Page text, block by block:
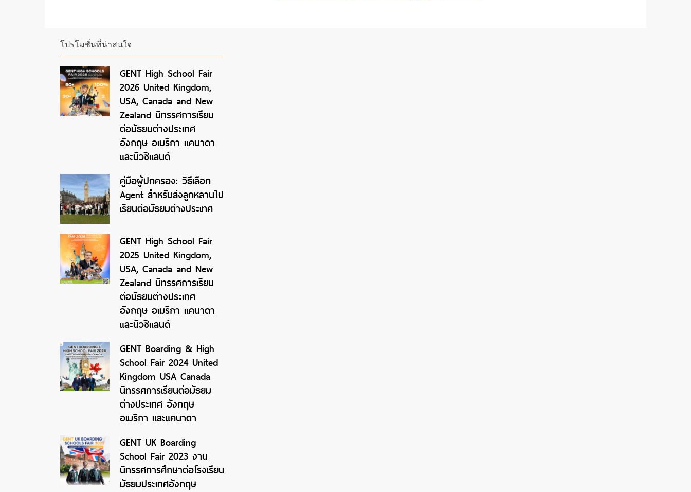
โปรโมชั่นที่น่าสนใจ
GENT High School Fair
2026 United Kingdom,
USA, Canada and New
Zealand นิทรรศการเรียน
ต่อมัธยมต่างประเทศ
อังกฤษ อเมริกา แคนาดา
และนิวซีแลนด์
คู่มือผู้ปกครอง: วิธีเลือก
Agent สำหรับส่งลูกหลานไป
เรียนต่อมัธยมต่างประเทศ
GENT High School Fair
2025 United Kingdom,
USA, Canada and New
Zealand นิทรรศการเรียน
ต่อมัธยมต่างประเทศ
อังกฤษ อเมริกา แคนาดา
และนิวซีแลนด์
GENT Boarding & High
School Fair 2024 United
Kingdom USA Canada
นิทรรศการเรียนต่อมัธยม
ต่างประเทศ อังกฤษ
อเมริกา และแคนาดา
GENT UK Boarding
School Fair 2023 งาน
นิทรรศการศึกษาต่อโรงเรียน
มัธยมประเทศอังกฤษ